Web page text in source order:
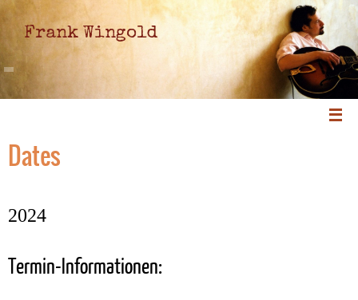
Frank Wingold
Dates
2024
Termin-Informationen: